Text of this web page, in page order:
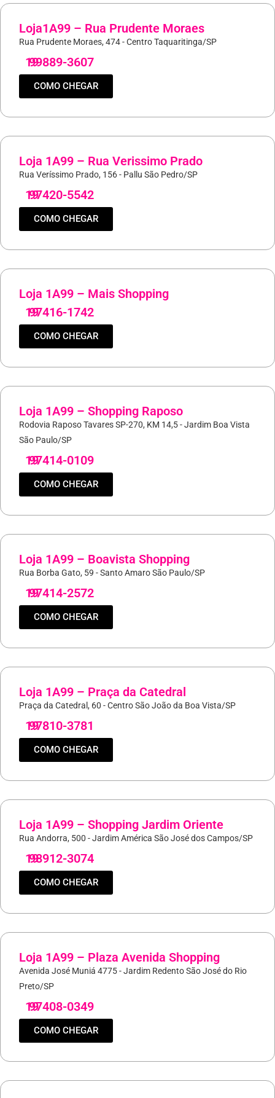
Loja1A99 – Rua Prudente Moraes
Rua Prudente Moraes, 474 - Centro Taquaritinga/SP
19
99889-3607
COMO CHEGAR
Loja 1A99 – Rua Verissimo Prado
Rua Veríssimo Prado, 156 - Pallu São Pedro/SP
19
97420-5542
COMO CHEGAR
Loja 1A99 – Mais Shopping
19
97416-1742
COMO CHEGAR
Loja 1A99 – Shopping Raposo
Rodovia Raposo Tavares SP-270, KM 14,5 - Jardim Boa Vista
São Paulo/SP
19
97414-0109
COMO CHEGAR
Loja 1A99 – Boavista Shopping
Rua Borba Gato, 59 - Santo Amaro São Paulo/SP
19
97414-2572
COMO CHEGAR
Loja 1A99 – Praça da Catedral
Praça da Catedral, 60 - Centro São João da Boa Vista/SP
19
97810-3781
COMO CHEGAR
Loja 1A99 – Shopping Jardim Oriente
Rua Andorra, 500 - Jardim América São José dos Campos/SP
19
98912-3074
COMO CHEGAR
Loja 1A99 – Plaza Avenida Shopping
Avenida José Muniá 4775 - Jardim Redento São José do Rio
Preto/SP
19
97408-0349
COMO CHEGAR